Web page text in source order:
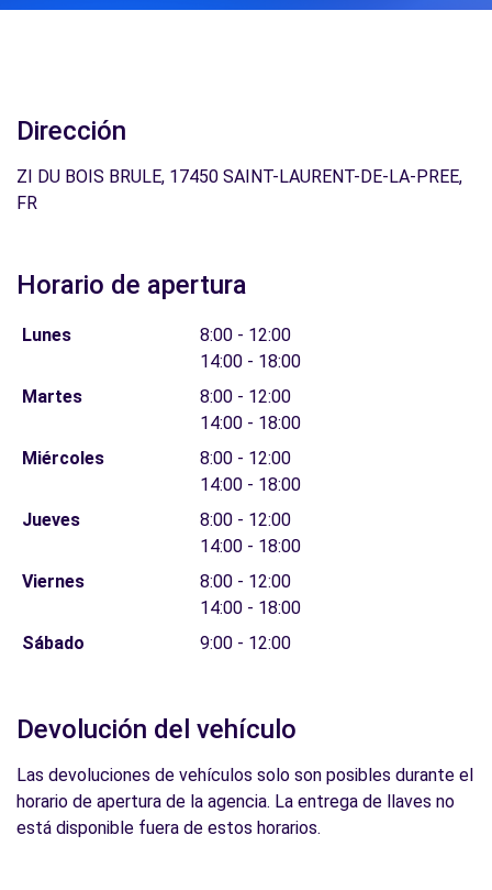
Dirección
ZI DU BOIS BRULE, 17450 SAINT-LAURENT-DE-LA-PREE,
FR
Horario de apertura
Lunes
8:00 - 12:00
14:00 - 18:00
Martes
8:00 - 12:00
14:00 - 18:00
Miércoles
8:00 - 12:00
14:00 - 18:00
Jueves
8:00 - 12:00
14:00 - 18:00
Viernes
8:00 - 12:00
14:00 - 18:00
Sábado
9:00 - 12:00
Devolución del vehículo
Las devoluciones de vehículos solo son posibles durante el
horario de apertura de la agencia. La entrega de llaves no
está disponible fuera de estos horarios.